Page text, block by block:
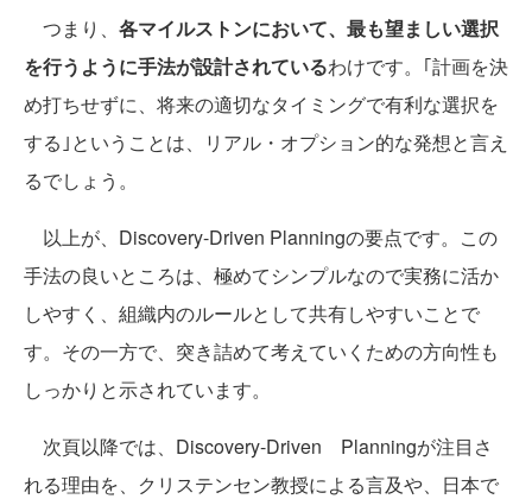
つまり、 各マイルストンにおいて、最も望ましい選択
を行うように手法が設計されているわけです。｢計画を決
め打ちせずに、将来の適切なタイミングで有利な選択を
する｣ということは、リアル・オプション的な発想と言え
るでしょう。
以上が、Discovery-Driven Planningの要点です。この
手法の良いところは、極めてシンプルなので実務に活か
しやすく、組織内のルールとして共有しやすいことで
す。その一方で、突き詰めて考えていくための方向性も
しっかりと示されています。
次頁以降では、Discovery-Driven Planningが注目さ
れる理由を、クリステンセン教授による言及や、日本で